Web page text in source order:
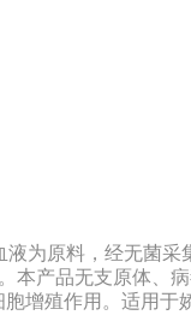
、美国药典质量标准
：解冻：采用逐步
为原料，经无菌采
本产品无支原体、
增殖作用。适用于